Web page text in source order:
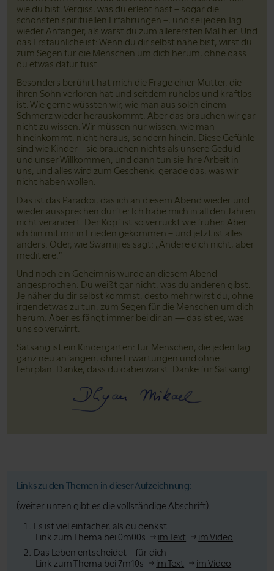
wie du bist. Vergiss, was du erlebt hast – sogar die
schönsten spirituellen Erfahrungen –, und sei jeden Tag
wieder Anfänger, als wärst du zum allerersten Mal hier. Und
das Erstaunliche ist: Wenn du dir selbst nahe bist, wirst du
zum Segen für die Menschen um dich herum, ohne dass
du etwas dafür tust.
Besonders berührt hat mich die Frage einer Mutter, die
ihren Sohn verloren hat und seitdem ruhelos und kraftlos
ist. Wie gerne wüssten wir, wie man aus solch einem
Schmerz wieder herauskommt. Aber das brauchen wir gar
nicht zu wissen. Wir müssen nur wissen, wie man
hineinkommt: nicht heraus, sondern hinein. Diese Gefühle
sind wie Kinder – sie brauchen nichts als unsere Geduld
und unser Willkommen, und dann tun sie ihre Arbeit in
uns, und alles wird zum Geschenk; gerade das, was wir
nicht haben wollen.
Das ist das Paradox, das ich an diesem Abend wieder und
wieder aussprechen durfte: Ich habe mich in all den Jahren
nicht verändert. Der Kopf ist so verrückt wie früher. Aber
ich bin mit mir in Frieden gekommen – und jetzt ist alles
anders. Oder, wie Swamiji es sagt: „Ändere dich nicht, aber
meditiere.”
Und noch ein Geheimnis wurde an diesem Abend
angesprochen: Du weißt gar nicht, was du anderen gibst.
Je näher du dir selbst kommst, desto mehr wirst du, ohne
irgendetwas zu tun, zum Segen für die Menschen um dich
herum. Aber es fängt immer bei dir an — das ist es, was
uns so verwirrt.
Satsang ist ein Kindergarten: für Menschen, die jeden Tag
ganz neu anfangen, ohne Erwartungen und ohne
Lehrplan. Danke, dass du dabei warst. Danke für Satsang!
Links zu den Themen in dieser Aufzeichnung:
(weiter unten gibt es dievollständige Abschrift).
Es ist viel einfacher, als du denkst
Link zum Thema bei 0m00s
im Text
im Video
Das Leben entscheidet – für dich
Link zum Thema bei 7m10s
im Text im Video